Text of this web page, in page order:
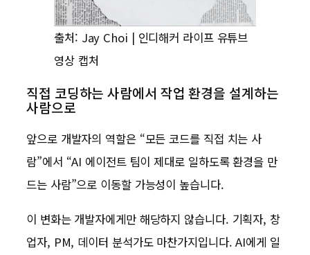
출처: Jay Choi | 인디해커 라이프 유튜브
영상 캡처
직접 코딩하는 사람에서 작업 환경을 설계하는
사람으로
앞으로 개발자의 역할은 “모든 코드를 직접 치는 사
람”에서 “AI 에이전트 팀이 제대로 일하도록 환경을 만
드는 사람”으로 이동할 가능성이 높습니다.
이 변화는 개발자에게만 해당하지 않습니다. 기획자, 창
업자, PM, 데이터 분석가도 마찬가지입니다. AI에게 일